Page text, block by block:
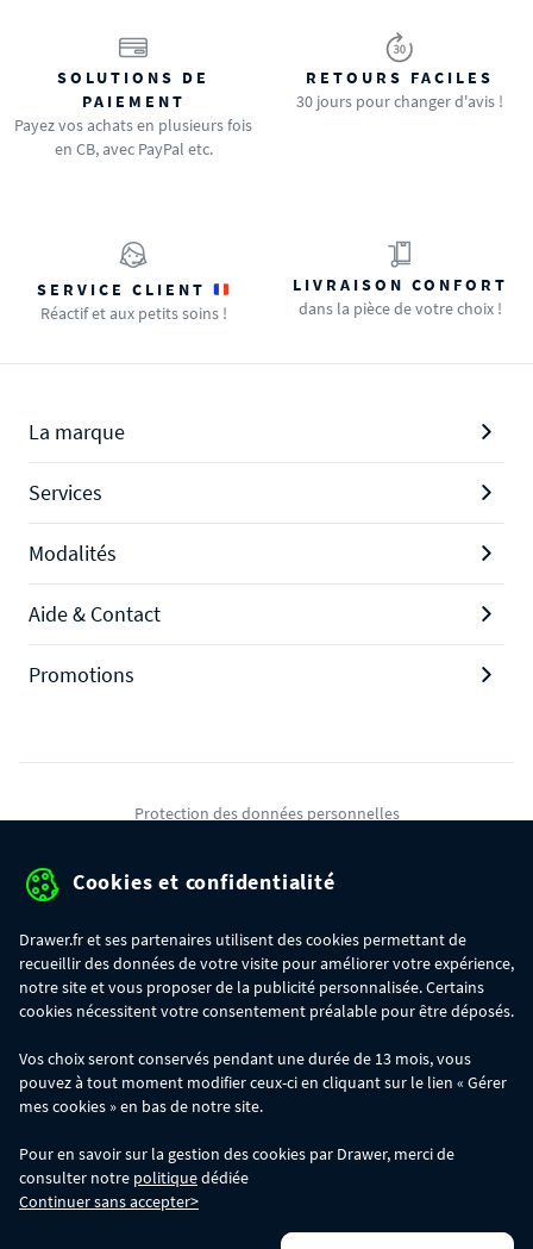
SOLUTIONS DE
PAIEMENT
Payez vos achats en plusieurs fois
en CB, avec PayPal etc.
RETOURS FACILES
30 jours pour changer d'avis !
SERVICE CLIENT
Réactif et aux petits soins !
LIVRAISON CONFORT
dans la pièce de votre choix !
La marque
Services
Modalités
Aide & Contact
Promotions
Protection des données personnelles
Gérer mes cookies
commande :
- 30€ sur votre commande dès 300€ d'achat, avec le code BIKINI30
- 50€ sur votre commande dès 500€ d'achat, avec le code BIKINI50
Les codes BIKINI30, BIKINI50 et BIKINI100 ne sont valables que sur
www.drawer.fr; ils ne sont pas cumulables entre eux, ni avec d'autres codes
promotionnels. La remise se calculera automatiquement dans votre panier
lors de la saisie du code adéquat.
Cookies et confidentialité
Drawer.fr et ses partenaires utilisent des cookies permettant de
recueillir des données de votre visite pour améliorer votre expérience,
notre site et vous proposer de la publicité personnalisée. Certains
cookies nécessitent votre consentement préalable pour être déposés.
Vos choix seront conservés pendant une durée de 13 mois, vous
pouvez à tout moment modifier ceux-ci en cliquant sur le lien « Gérer
mes cookies » en bas de notre site.
Pour en savoir sur la gestion des cookies par Drawer, merci de
consulter notre politiquedédiée
Continuer sans accepter>